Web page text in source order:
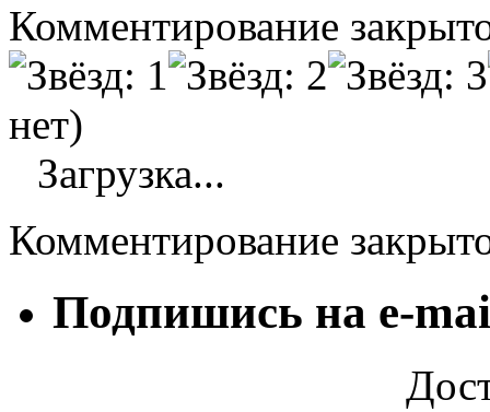
Комментирование
нет)
Загрузка...
Комментирование
Подпишись на e-